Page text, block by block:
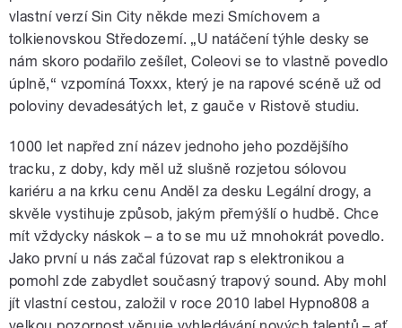
vlastní verzí Sin City někde mezi Smíchovem a
tolkienovskou Středozemí. „U natáčení týhle desky se
nám skoro podařilo zešílet, Coleovi se to vlastně povedlo
úplně,“ vzpomíná Toxxx, který je na rapové scéně už od
poloviny devadesátých let, z gauče v Ristově studiu.
1000 let napřed zní název jednoho jeho pozdějšího
tracku, z doby, kdy měl už slušně rozjetou sólovou
kariéru a na krku cenu Anděl za desku Legální drogy, a
skvěle vystihuje způsob, jakým přemýšlí o hudbě. Chce
mít vždycky náskok – a to se mu už mnohokrát povedlo.
Jako první u nás začal fúzovat rap s elektronikou a
pomohl zde zabydlet současný trapový sound. Aby mohl
jít vlastní cestou, založil v roce 2010 label Hypno808 a